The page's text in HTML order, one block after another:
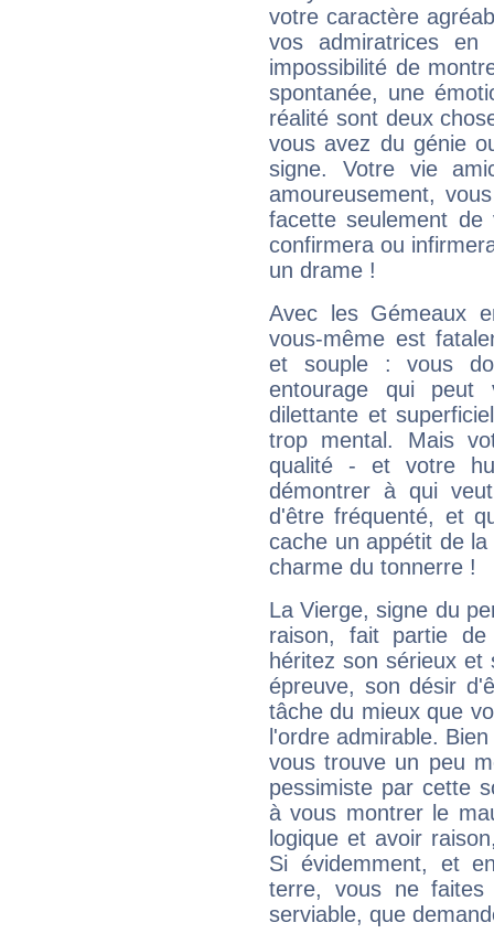
votre caractère
vos admiratrices
impossibilité de
spontanée, une
réalité sont deux
vous avez du génie
signe. Votre vie
amoureusement,
facette seulement
confirmera ou
un drame !
Avec les Gémeaux
vous-même est
et souple : vous
entourage qui
dilettante et
trop mental. Mais
qualité - et votre
démontrer à qui
d'être fréquenté, et
cache un appétit de
charme du tonnerre !
La Vierge, signe du
raison, fait partie
héritez son sérieux
épreuve, son désir
tâche du mieux que
l'ordre admirable.
vous trouve un peu
pessimiste par cette
à vous montrer le
logique et avoir
Si évidemment, et
terre, vous ne
serviable, que